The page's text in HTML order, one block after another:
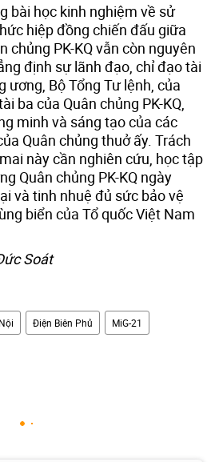
bài học kinh nghiệm về sử
hiệp đồng chiến đấu giữa
chủng PK-KQ vẫn còn nguyên
định sự lãnh đạo, chỉ đạo tài
ương, Bộ Tổng Tư lệnh, của
ba của Quân chủng PK-KQ,
minh và sáng tạo của các
Quân chủng thuở ấy. Trách
này cần nghiên cứu, học tập
Quân chủng PK-KQ ngày
và tinh nhuệ đủ sức bảo vệ
biển của Tổ quốc Việt Nam
Soát
Điện Biên Phủ MiG-21